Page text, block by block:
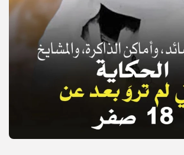
© Copyright 2025, APS